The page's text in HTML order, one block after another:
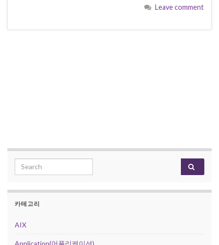
Leave comment
Search for:
카테고리
AIX
Application(어플리케이션)